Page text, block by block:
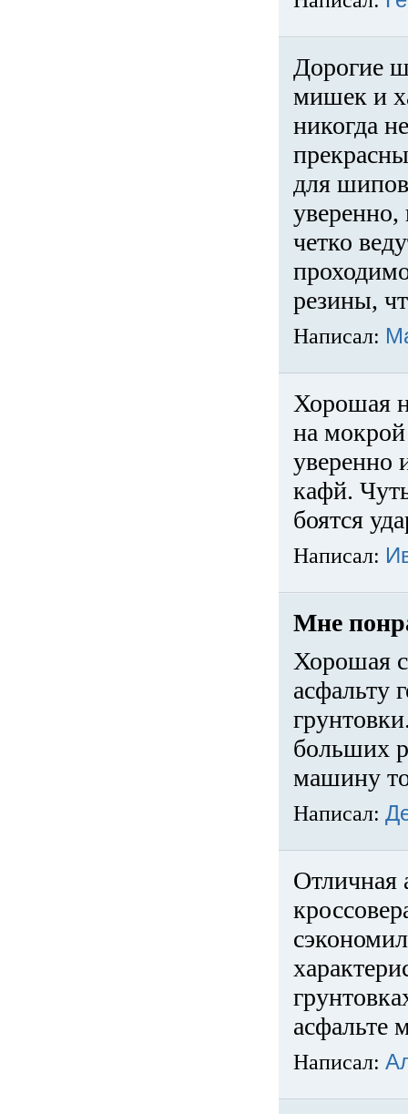
Дорогие
мишек и
никогда
для
четко
резины,
Написал:
Хорошая
на
уверенно
кафй.
боятся
Написал:
Мне
Хорошая
асфальту
больших
машину
Написал:
Отличная
асфальте
Написал: